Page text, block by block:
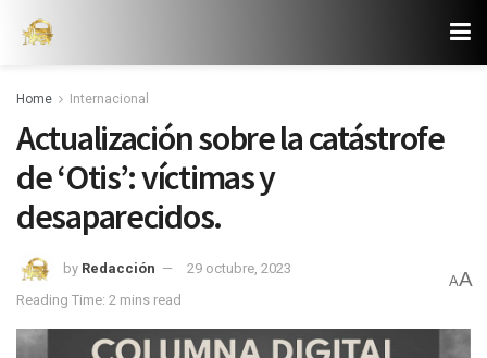
Home Internacional
Actualización sobre la catástrofe
de ‘Otis’: víctimas y
desaparecidos.
by Redacción
29 octubre, 2023
Reading Time: 2 mins read
AA